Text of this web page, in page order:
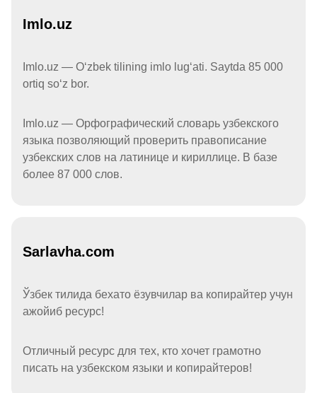
Imlo.uz
Imlo.uz — Oʻzbek tilining imlo lugʻati. Saytda 85 000
ortiq soʻz bor.
Imlo.uz — Орфографический словарь узбекского
языка позволяющий проверить правописание
узбекских слов на латинице и кириллице. В базе
более 87 000 слов.
Sarlavha.com
Ўзбек тилида бехато ёзувчилар ва копирайтер учун
ажойиб ресурс!
Отличный ресурс для тех, кто хочет грамотно
писать на узбекском языки и копирайтеров!